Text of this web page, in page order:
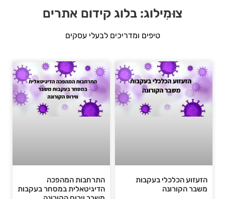
צוּמִילוג: בלוג קידום אתרים
טיפים ומדריכים לבעלי עסקים
הזעזוע הכלכלי בעקבות
משבר הקורונה
התרחבות המהפכה
הדיגיטאלית במסחר בעקבות